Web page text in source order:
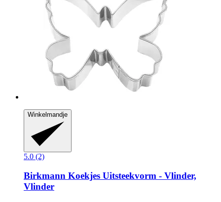
Winkelmandje
5.0 (2)
Birkmann Koekjes Uitsteekvorm -​ Vlinder,
Vlinder